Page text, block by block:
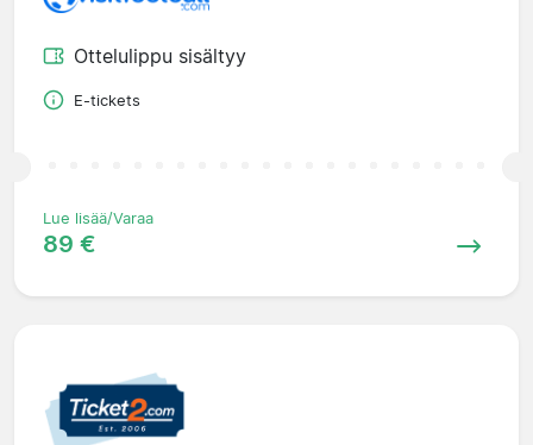
Ottelulippu sisältyy
E-tickets
Lue lisää/Varaa
89 €